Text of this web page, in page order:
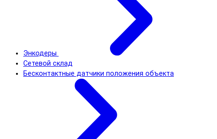
Энкодеры
Сетевой склад
Бесконтактные датчики положения объекта